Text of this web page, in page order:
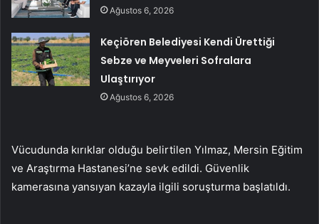
Ağustos 6, 2026
Keçiören Belediyesi Kendi Ürettiği
Sebze ve Meyveleri Sofralara
Ulaştırıyor
Ağustos 6, 2026
Vücudunda kırıklar olduğu belirtilen Yılmaz, Mersin Eğitim
ve Araştırma Hastanesi’ne sevk edildi. Güvenlik
kamerasına yansıyan kazayla ilgili soruşturma başlatıldı.